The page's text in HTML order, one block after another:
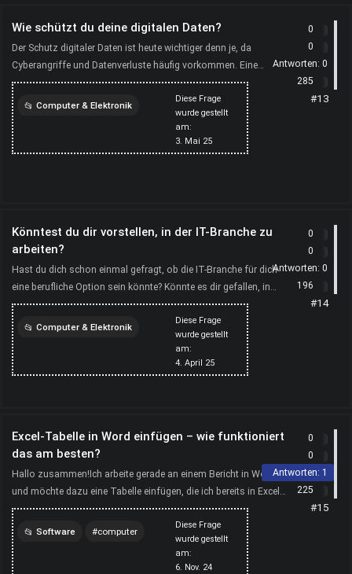
Wie schützt du deine digitalen Daten?
Der Schutz digitaler Daten ist heute wichtiger denn je, da
Cyberangriffe und Datenverluste häufig vorkommen. Eine
bewährte Methode ist die Verwendung sicherer Passwörter ...
Diese Frage
wurde gestellt
am:
3. Mai 25
Computer & Elektronik
0
0
Antworten: 0
285
#13
Könntest du dir vorstellen, in der IT-Branche zu
arbeiten?
Hast du dich schon einmal gefragt, ob die IT-Branche für dich
eine berufliche Option sein könnte? Könnte es dir gefallen, in
diesem Bereich zu arbeiten, oder bist du viel...
Diese Frage
wurde gestellt
am:
4. April 25
Computer & Elektronik
technik computer
0
0
Antworten: 0
196
#14
Excel-Tabelle in Word einfügen – wie funktioniert
das am besten?
Hallo zusammen!Ich arbeite gerade an einem Bericht in Word
und möchte dazu eine Tabelle einfügen, die ich bereits in Excel
erstellt habe. Die Formatierung ist mir wichtig...
Diese Frage
wurde gestellt
am:
6. Nov. 24
Software computer
0
0
Antworten: 1
225
#15